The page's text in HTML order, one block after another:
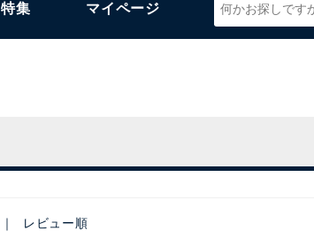
特集 マイページ
レビュー順